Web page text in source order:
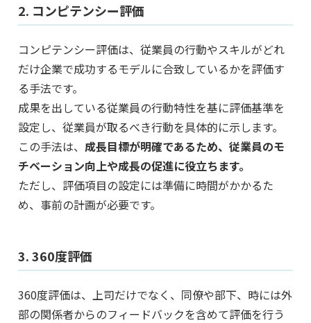
2. コンピテンシー評価
コンピテンシー評価は、従業員の行動やスキルがどれ
だけ企業で成功するモデルに合致しているかを評価す
る手法です。
成果を出している従業員の行動特性を基に評価基準を
設定し、従業員が取るべき行動を具体的に示します。
この手法は、 成長目標が明確であるため、従業員のモ
チベーション向上や成長の促進に役立ちます。
ただし、評価項目の設定には準備に時間がかかるた
め、事前の計画が必要です。
3. 360度評価
360度評価は、上司だけでなく、同僚や部下、時には外
部の関係者からのフィードバックを含めて評価を行う